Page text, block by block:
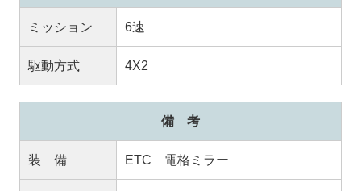
ミッション 6速
駆動方式 4X2
備 考
装 備 ETC 電格ミラー